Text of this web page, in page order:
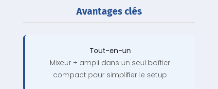
Avantages clés
Tout-en-un
Mixeur + ampli dans un seul boîtier
compact pour simplifier le setup